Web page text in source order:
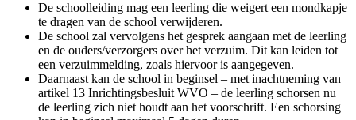
De schoolleiding mag een leerling die weigert een mondkapje
te dragen van de school verwijderen.
De school zal vervolgens het gesprek aangaan met de leerling
en de ouders/verzorgers over het verzuim. Dit kan leiden tot
een verzuimmelding, zoals hiervoor is aangegeven.
Daarnaast kan de school in beginsel – met inachtneming van
artikel 13 Inrichtingsbesluit WVO – de leerling schorsen nu
de leerling zich niet houdt aan het voorschrift. Een schorsing